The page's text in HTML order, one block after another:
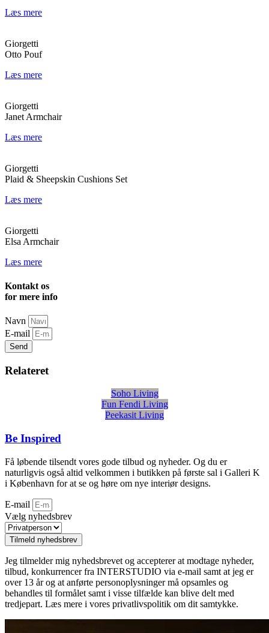
Læs mere
Giorgetti
Otto Pouf
Læs mere
Giorgetti
Janet Armchair
Læs mere
Giorgetti
Plaid & Sheepskin Cushions Set
Læs mere
Giorgetti
Elsa Armchair
Læs mere
Kontakt os
for mere info
Navn
E-mail
Send
Relateret
Soho Living
Fun Fendi Living
Peekasit Living
Be Inspired
Få løbende tilsendt vores gode tilbud og nyheder. Og du er
naturligvis også altid velkommen i butikken på første sal i Galleri K
i København for at se og høre om nye interiør designs.
E-mail
Vælg nyhedsbrev
Tilmeld nyhedsbrev
Jeg tilmelder mig nyhedsbrevet og accepterer at modtage nyheder,
tilbud, konkurrencer fra INTERSTUDIO via e-mail samt at jeg er
over 13 år og at anførte personoplysninger må opsamles og
behandles til formålet samt i visse tilfælde kan blive delt med
tredjepart. Læs mere i vores privatlivspolitik om dit samtykke.